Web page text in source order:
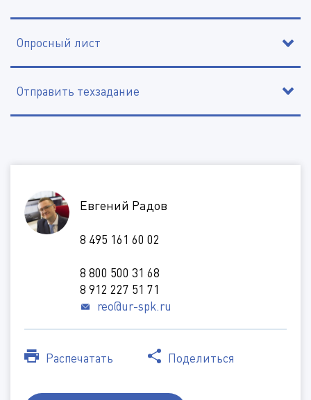
Опросный лист
*
Тип кабины
Отправить техзадание
Дополнительная информация
Евгений Радов
8 495 161 60 02
8 800 500 31 68
8 912 227 51 71
reo@ur-spk.ru
Распечатать Поделиться